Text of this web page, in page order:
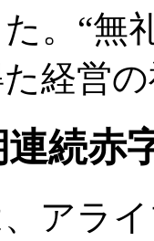
。“無
経営
続赤
アライ